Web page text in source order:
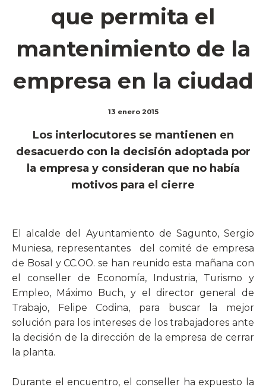
que permita el
mantenimiento de la
empresa en la ciudad
13 enero 2015
Los interlocutores se mantienen en
desacuerdo con la decisión adoptada por
la empresa y consideran que no había
motivos para el cierre
El alcalde del Ayuntamiento de Sagunto, Sergio
Muniesa, representantes
del comité de empresa
de Bosal y CC.OO. se han reunido esta mañana con
el conseller de Economía, Industria, Turismo y
Empleo, Máximo Buch, y el director general de
Trabajo, Felipe Codina, para buscar la mejor
solución para los intereses de los trabajadores ante
la decisión de la dirección de la empresa de cerrar
la planta.
Durante el encuentro, el conseller ha expuesto la